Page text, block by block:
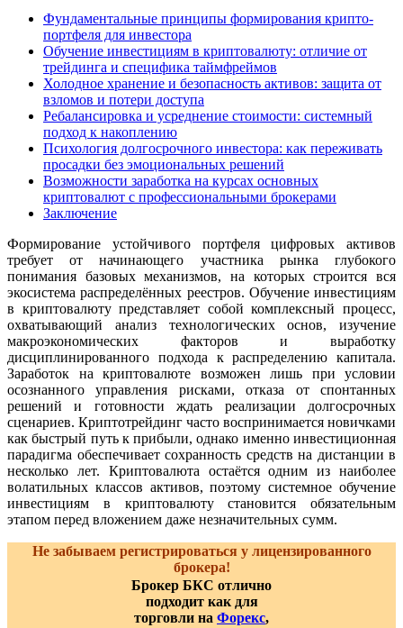
Фундаментальные принципы формирования крипто-
портфеля для инвестора
Обучение инвестициям в криптовалюту: отличие от
трейдинга и специфика таймфреймов
Холодное хранение и безопасность активов: защита от
взломов и потери доступа
Ребалансировка и усреднение стоимости: системный
подход к накоплению
Психология долгосрочного инвестора: как переживать
просадки без эмоциональных решений
Возможности заработка на курсах основных
криптовалют с профессиональными брокерами
Заключение
Формирование устойчивого портфеля цифровых активов
требует от начинающего участника рынка глубокого
понимания базовых механизмов, на которых строится вся
экосистема распределённых реестров. Обучение инвестициям
в криптовалюту представляет собой комплексный процесс,
охватывающий анализ технологических основ, изучение
макроэкономических факторов и выработку
дисциплинированного подхода к распределению капитала.
Заработок на криптовалюте возможен лишь при условии
осознанного управления рисками, отказа от спонтанных
решений и готовности ждать реализации долгосрочных
сценариев. Криптотрейдинг часто воспринимается новичками
как быстрый путь к прибыли, однако именно инвестиционная
парадигма обеспечивает сохранность средств на дистанции в
несколько лет. Криптовалюта остаётся одним из наиболее
волатильных классов активов, поэтому системное обучение
инвестициям в криптовалюту становится обязательным
этапом перед вложением даже незначительных сумм.
Не забываем регистрироваться у лицензированного
брокера!
Брокер БКС отлично
подходит как для
торговли на Форекс,